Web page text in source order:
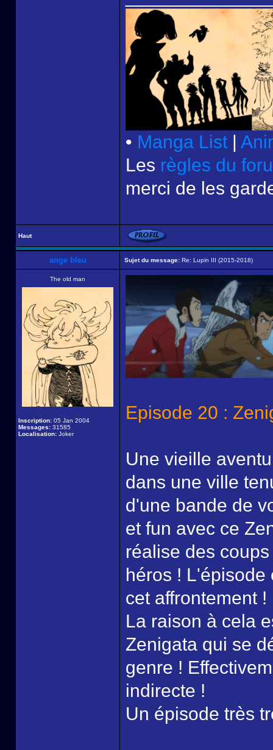
• Manga List |
Les règles du
merci de les
Haut
ange bleu Sujet du message: Re: Lupin III (2015-2018)
The old man
Inscription: 05 Jan 2004
Messages: 31585
Localisation: Joker
Episode 20 :
Une vieille
dans une ville
d'une bande de
et fun avec ce
réalise des
héros !
cet affrontement !
La raison à cela
Zenigata qui se
genre !
indirecte !
Un épisode très